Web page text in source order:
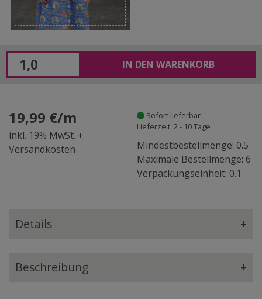
IN DEN WARENKORB
19,99 €/m
inkl. 19% MwSt. +
Versandkosten
Sofort lieferbar
Lieferzeit: 2 - 10 Tage
Mindestbestellmenge: 0.5
Maximale Bestellmenge: 6
Verpackungseinheit: 0.1
Details +
Beschreibung +